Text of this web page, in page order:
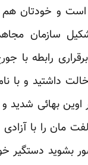
است و خودتان
سازمان
برقراری رابطه
داشتید و با
اوین بهائی شدید
مان را با
بشوید دستگیر